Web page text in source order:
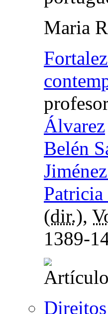
Maria
Álvarez
Belén
Patricia
(dir.),
1389-